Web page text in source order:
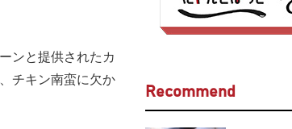
ンと提供されたカ
チキン南蛮に欠か
Recommend